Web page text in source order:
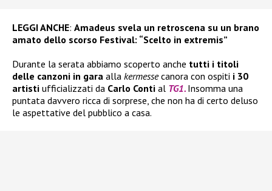
LEGGI ANCHE: Amadeus svela un retroscena su un brano
amato dello scorso Festival: “Scelto in extremis”
Durante la serata abbiamo scoperto anche tutti i titoli
delle canzoni in gara alla kermessecanora con ospiti i 30
artisti ufficializzati da Carlo Conti al TG1. Insomma una
puntata davvero ricca di sorprese, che non ha di certo deluso
le aspettative del pubblico a casa.